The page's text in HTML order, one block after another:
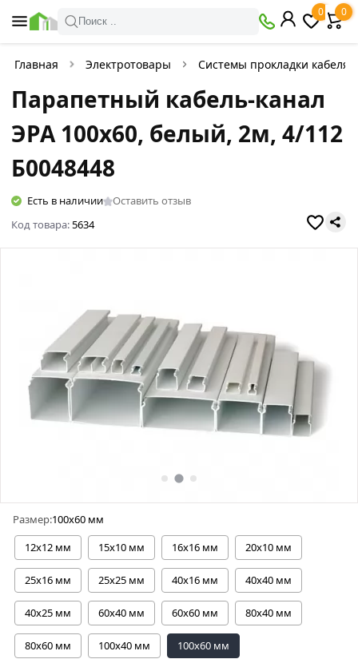
Поиск ..
0 0
Главная Электротовары Системы прокладки кабеля
Парапетный кабель-канал
ЭРА 100x60, белый, 2м, 4/112
Б0048448
Есть в наличии
Оставить отзыв
Код товара:5634
Размер:100х60 мм
12х12 мм
15х10 мм 16х16 мм 20х10 мм
25х16 мм 25х25 мм 40х16 мм 40х40 мм
40х25 мм 60х40 мм 60х60 мм 80х40 мм
80х60 мм 100х40 мм 100х60 мм